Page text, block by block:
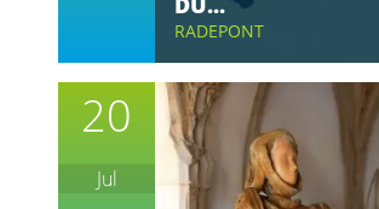
RADEPONT
20
Jul